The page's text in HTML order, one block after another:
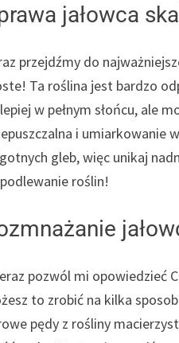
jałowca
przejdźmy do
Ta roślina jest bardzo
w pełnym słońcu, ale
i umiarkowanie
gleb, więc unikaj
roślin!
pozwól mi opowiedzieć
to zrobić na kilka
pędy z rośliny